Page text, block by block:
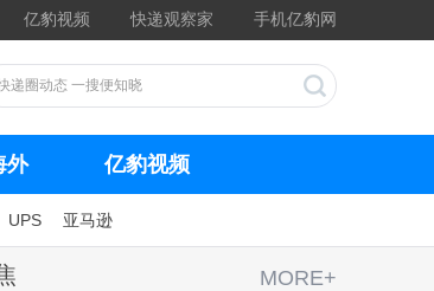
亿豹视频 快递观察家 手机亿豹网
外 亿豹视频
UPS 亚马逊
MORE+